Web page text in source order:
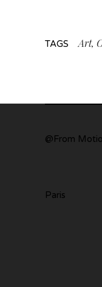
TAGS Art,
@From
Paris